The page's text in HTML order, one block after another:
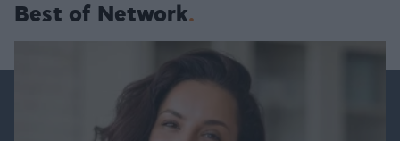
Best of Network